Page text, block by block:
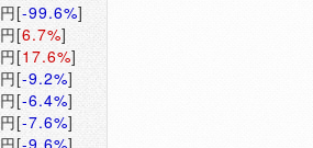
円[-99.6%]
円[6.7%]
円[17.6%]
円[-9.2%]
円[-6.4%]
円[-7.6%]
円[-9.6%]